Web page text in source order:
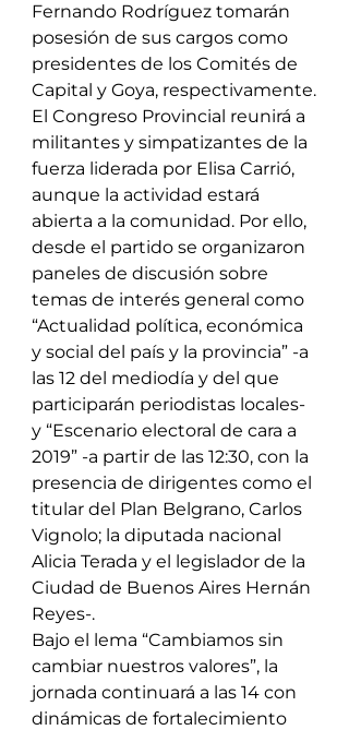
Fernando Rodríguez tomarán
posesión de sus cargos como
presidentes de los Comités de
Capital y Goya, respectivamente.
El Congreso Provincial reunirá a
militantes y simpatizantes de la
fuerza liderada por Elisa Carrió,
aunque la actividad estará
abierta a la comunidad. Por ello,
desde el partido se organizaron
paneles de discusión sobre
temas de interés general como
“Actualidad política, económica
y social del país y la provincia” -a
las 12 del mediodía y del que
participarán periodistas locales-
y “Escenario electoral de cara a
2019” -a partir de las 12:30, con la
presencia de dirigentes como el
titular del Plan Belgrano, Carlos
Vignolo; la diputada nacional
Alicia Terada y el legislador de la
Ciudad de Buenos Aires Hernán
Reyes-.
Bajo el lema “Cambiamos sin
cambiar nuestros valores”, la
jornada continuará a las 14 con
dinámicas de fortalecimiento